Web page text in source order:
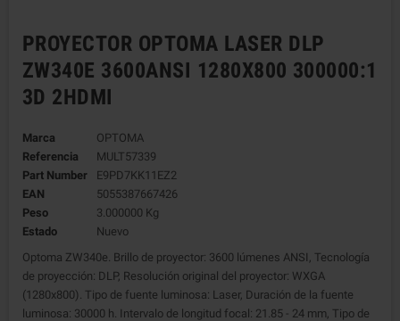
PROYECTOR OPTOMA LASER DLP
ZW340E 3600ANSI 1280X800 300000:1
3D 2HDMI
Marca
OPTOMA
Referencia
MULT57339
Part Number
E9PD7KK11EZ2
EAN
5055387667426
Peso
3.000000 Kg
Estado
Nuevo
Optoma ZW340e. Brillo de proyector: 3600 lúmenes ANSI, Tecnología
de proyección: DLP, Resolución original del proyector: WXGA
(1280x800). Tipo de fuente luminosa: Laser, Duración de la fuente
luminosa: 30000 h. Intervalo de longitud focal: 21.85 - 24 mm, Tipo de